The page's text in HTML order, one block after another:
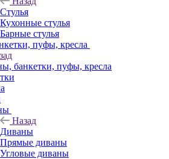
Стулья
Кухонные стулья
Барные стулья
пуфы, кресла
банкетки, пуфы, кресла
Назад
Диваны
Прямые диваны
Угловые диваны